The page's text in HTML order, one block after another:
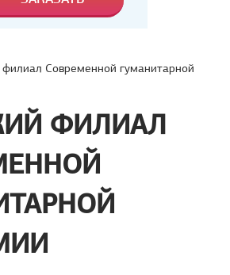
филиал Современной гуманитарной
ФИЛИАЛ